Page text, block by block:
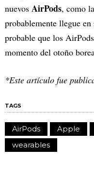
nuevos AirPods, como
probablemente llegue
probable que los
momento del otoño
*Este artículo fue
TAGS
AirPods Apple
wearables